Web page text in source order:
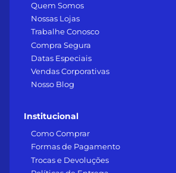
Quem Somos
Nossas Lojas
Trabalhe Conosco
Compra Segura
Datas Especiais
Vendas Corporativas
Nosso Blog
Institucional
Como Comprar
Formas de Pagamento
Trocas e Devoluções